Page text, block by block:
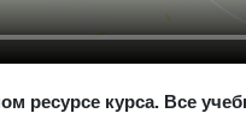
ресурсе курса. Все